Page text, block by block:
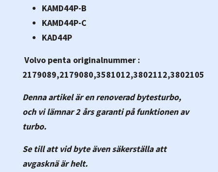
KAMD44P-B
KAMD44P-C
KAD44P
Volvo penta originalnummer :
2179089,2179080,3581012,3802112,3802105
Denna artikel är en renoverad bytesturbo,
och vi lämnar 2 års garanti på funktionen av
turbo.
Se till att vid byte även säkerställa att
avgasknä är helt.